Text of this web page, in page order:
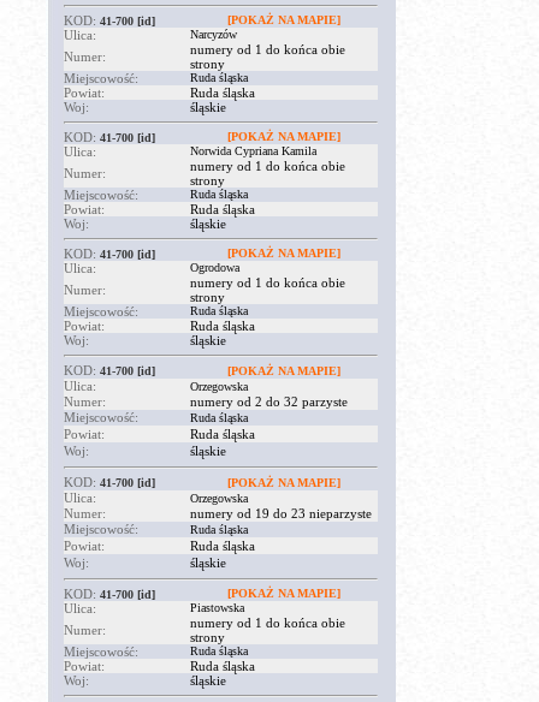
KOD: 41-700 [id] [POKAŻ NA MAPIE]
Ulica: Narcyzów
Numer:
numery od 1 do końca obie
strony
Miejscowość:
Ruda śląska
Powiat:
Ruda śląska
Woj:
śląskie
KOD: 41-700 [id] [POKAŻ NA MAPIE]
Ulica: Norwida Cypriana Kamila
Numer:
numery od 1 do końca obie
strony
Miejscowość:
Ruda śląska
Powiat:
Ruda śląska
Woj:
śląskie
KOD: 41-700 [id] [POKAŻ NA MAPIE]
Ulica: Ogrodowa
Numer:
numery od 1 do końca obie
strony
Miejscowość:
Ruda śląska
Powiat:
Ruda śląska
Woj:
śląskie
KOD: 41-700 [id] [POKAŻ NA MAPIE]
Ulica: Orzegowska
Numer:
numery od 2 do 32 parzyste
Miejscowość:
Ruda śląska
Powiat:
Ruda śląska
Woj:
śląskie
KOD: 41-700 [id] [POKAŻ NA MAPIE]
Ulica: Orzegowska
Numer:
numery od 19 do 23 nieparzyste
Miejscowość:
Ruda śląska
Powiat:
Ruda śląska
Woj:
śląskie
KOD: 41-700 [id] [POKAŻ NA MAPIE]
Ulica: Piastowska
Numer:
numery od 1 do końca obie
strony
Miejscowość:
Ruda śląska
Powiat:
Ruda śląska
Woj:
śląskie